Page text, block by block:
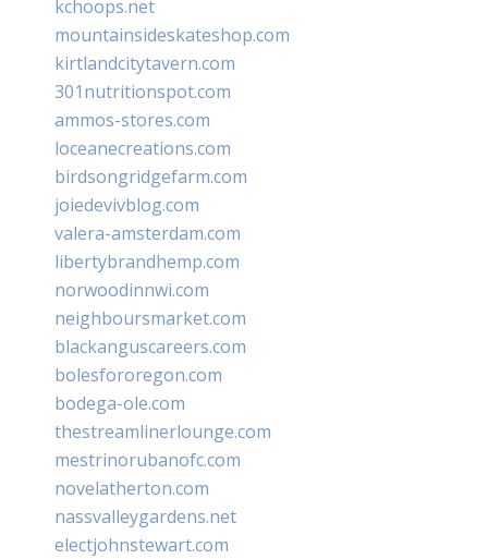
kchoops.net
mountainsideskateshop.com
kirtlandcitytavern.com
301nutritionspot.com
ammos-stores.com
loceanecreations.com
birdsongridgefarm.com
joiedevivblog.com
valera-amsterdam.com
libertybrandhemp.com
norwoodinnwi.com
neighboursmarket.com
blackanguscareers.com
bolesfororegon.com
bodega-ole.com
thestreamlinerlounge.com
mestrinorubanofc.com
novelatherton.com
nassvalleygardens.net
electjohnstewart.com